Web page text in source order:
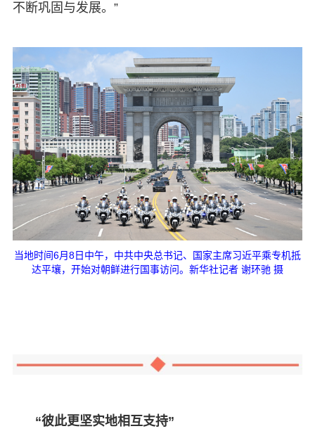
不断巩固与发展。”
当地时间6月8日中午，中共中央总书记、国家主席习近平乘专机抵
达平壤，开始对朝鲜进行国事访问。新华社记者 谢环驰 摄
“彼此更坚实地相互支持”